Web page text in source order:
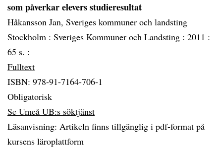
som påverkar elevers studieresultat
Håkansson Jan, Sveriges kommuner och landsting
Stockholm : Sveriges Kommuner och Landsting : 2011 :
65 s. :
Fulltext
ISBN: 978-91-7164-706-1
Obligatorisk
Se Umeå UB:s söktjänst
Läsanvisning: Artikeln finns tillgänglig i pdf-format på
kursens läroplattform